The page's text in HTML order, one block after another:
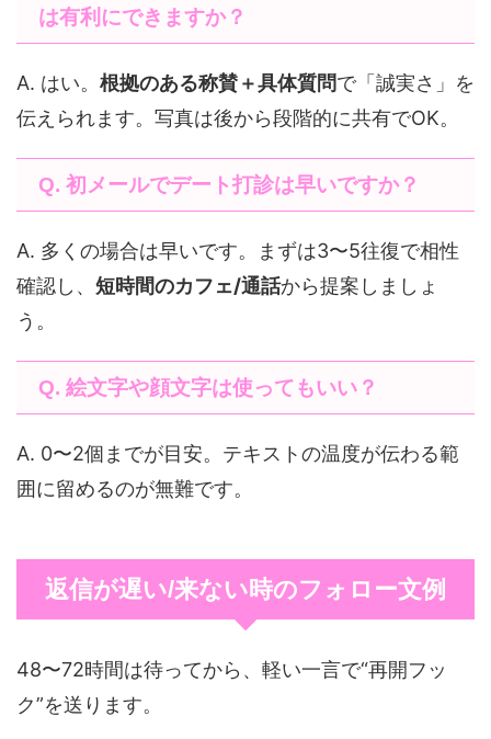
は有利にできますか？
A. はい。 根拠のある称賛＋具体質問で「誠実さ」を
伝えられます。写真は後から段階的に共有でOK。
Q. 初メールでデート打診は早いですか？
A. 多くの場合は早いです。まずは3〜5往復で相性
確認し、 短時間のカフェ/通話から提案しましょ
う。
Q. 絵文字や顔文字は使ってもいい？
A. 0〜2個までが目安。テキストの温度が伝わる範
囲に留めるのが無難です。
返信が遅い/来ない時のフォロー文例
48〜72時間は待ってから、軽い一言で“再開フッ
ク”を送ります。